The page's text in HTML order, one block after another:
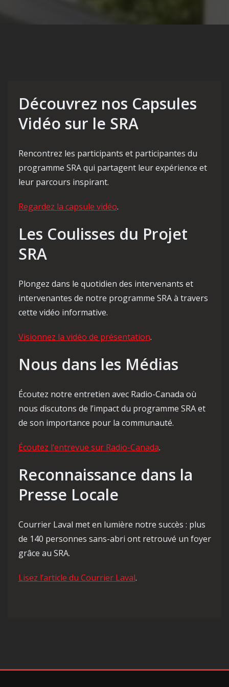
Découvrez nos Capsules
Vidéo sur le SRA
Rencontrez les participants et participantes du
programme SRA qui partagent leur expérience et
leur parcours inspirant.
Regardez la capsule vidéo.
Les Coulisses du Projet
SRA
Plongez dans le quotidien des intervenants et
intervenantes de notre programme SRA à travers
cette vidéo informative.
Visionnez la vidéo de présentation.
Nous dans les Médias
Écoutez notre entretien avec Radio-Canada où
nous discutons de l’impact du programme SRA et
de son importance pour la communauté.
Écoutez l’entrevue sur Radio-Canada.
Reconnaissance dans la
Presse Locale
Courrier Laval met en lumière notre succès : plus
de 140 personnes sans-abri ont retrouvé un foyer
grâce au SRA.
Lisez l’article du Courrier Laval.